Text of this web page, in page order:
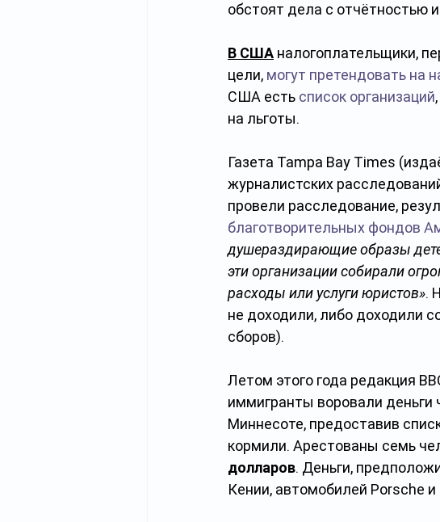
обстоят дела с отчётностью
В США налогоплательщики,
цели, могут претендовать на
США есть список организаций
на льготы.
Газета Tampa Bay Times
журналистских
провели расследование,
благотворительных фондов
душераздирающие образы
эти организации собирали
расходы или услуги юристов».
не доходили, либо доходили
сборов).
Летом этого года редакция
иммигранты воровали деньги
Миннесоте, предоставив
кормили. Арестованы семь
долларов. Деньги,
Кении, автомобилей Porsche